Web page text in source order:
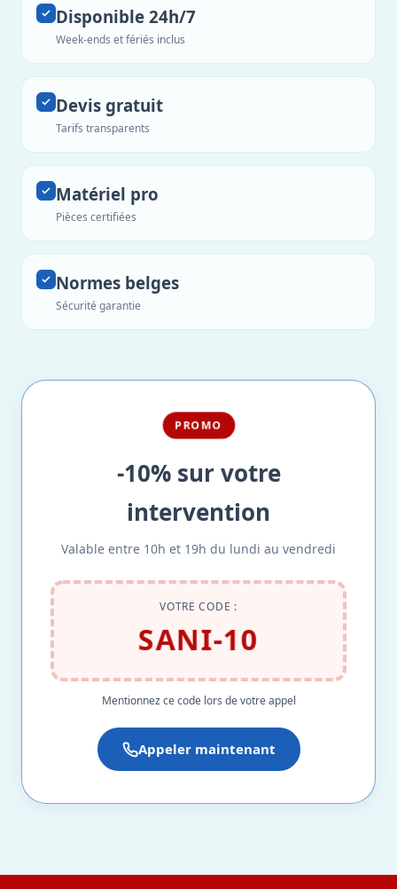
Disponible 24h/7
Week-ends et fériés inclus
Devis gratuit
Tarifs transparents
Matériel pro
Pièces certifiées
Normes belges
Sécurité garantie
PROMO
-10% sur votre
intervention
Valable entre 10h et 19h du lundi au vendredi
VOTRE CODE :
SANI-10
Mentionnez ce code lors de votre appel
Appeler maintenant